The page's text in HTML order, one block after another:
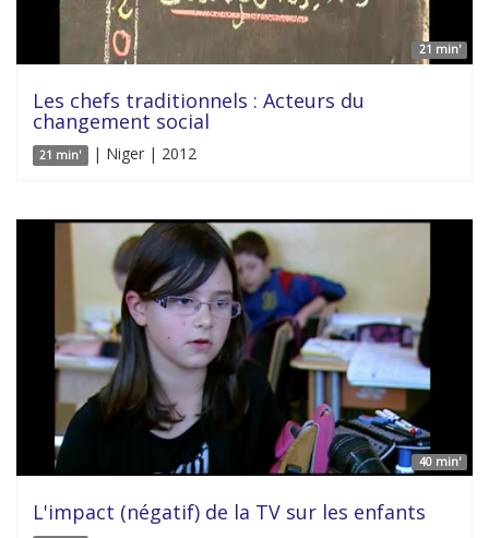
21 min'
Les chefs traditionnels : Acteurs du
changement social
21 min' | Niger | 2012
40 min'
L'impact (négatif) de la TV sur les enfants